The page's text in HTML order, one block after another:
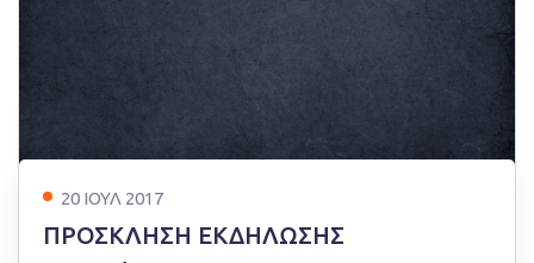
20 ΙΟΥΛ 2017
ΠΡΟΣΚΛΗΣΗ ΕΚΔΗΛΩΣΗΣ